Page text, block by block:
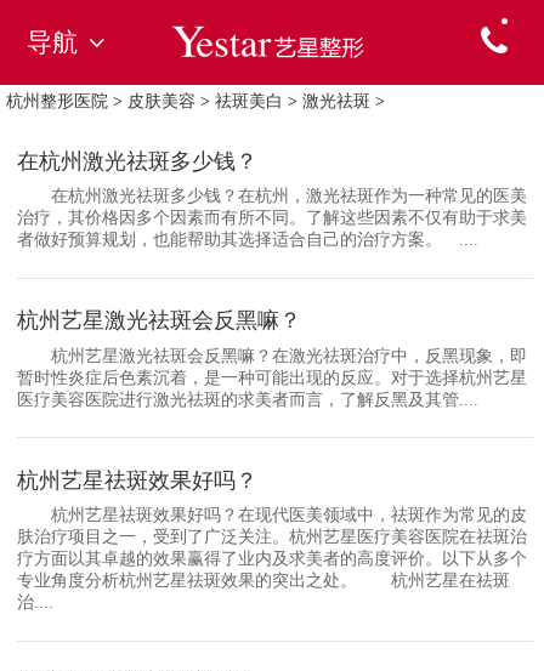
导航
杭州整形医院 > 皮肤美容 > 祛斑美白 > 激光祛斑 >
在杭州激光祛斑多少钱？
在杭州激光祛斑多少钱？在杭州，激光祛斑作为一种常见的医美
治疗，其价格因多个因素而有所不同。了解这些因素不仅有助于求美
者做好预算规划，也能帮助其选择适合自己的治疗方案。 ....
杭州艺星激光祛斑会反黑嘛？
杭州艺星激光祛斑会反黑嘛？在激光祛斑治疗中，反黑现象，即
暂时性炎症后色素沉着，是一种可能出现的反应。对于选择杭州艺星
医疗美容医院进行激光祛斑的求美者而言，了解反黑及其管....
杭州艺星祛斑效果好吗？
杭州艺星祛斑效果好吗？在现代医美领域中，祛斑作为常见的皮
肤治疗项目之一，受到了广泛关注。杭州艺星医疗美容医院在祛斑治
疗方面以其卓越的效果赢得了业内及求美者的高度评价。以下从多个
专业角度分析杭州艺星祛斑效果的突出之处。 杭州艺星在祛斑
治....